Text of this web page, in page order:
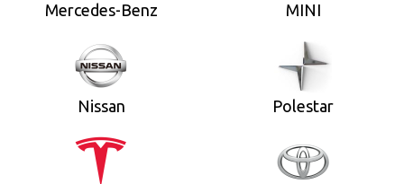
Mercedes-Benz MINI
Nissan Polestar